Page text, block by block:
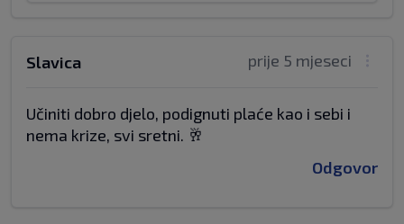
prije 5 mjeseci
Slavica
Učiniti dobro djelo, podignuti plaće kao i sebi i
nema krize, svi sretni. 🥂
Odgovor